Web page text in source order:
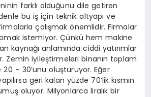
farklı olduğunu dile getiren
bu iş için teknik altyapı ve
çalışmak önemlidir. Firmalar
istemiyor. Çünkü hem makine
kaynağı anlamında ciddi yatırımlar
Zemin iyileştirmeleri binanın toplam
– 30’unu oluşturuyor. Eğer
geri kalan yüzde 70’lik kısmın
oluyor. Milyonlarca liralık bir